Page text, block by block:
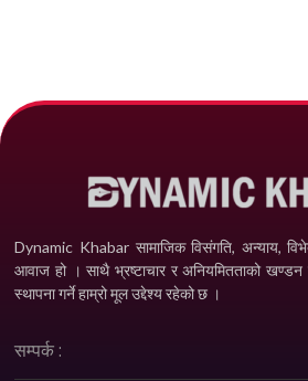
Dynamic Khabar सामाजिक विसंगति, अन्याय,
आवाज हो । साथै भ्रष्टाचार र अनियमितताको खण्डन
स्थापना गर्ने हाम्रो मूल उद्देश्य रहेको छ ।
सम्पर्क :